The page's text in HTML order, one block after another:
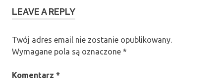
LEAVE A REPLY
Twój adres email nie zostanie opublikowany.
Wymagane pola są oznaczone *
Komentarz *